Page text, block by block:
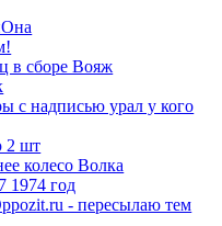
в сборе Вояж
с надписью урал у кого
2 шт
колесо Волка
1974 год
- пересылаю тем